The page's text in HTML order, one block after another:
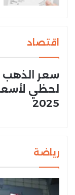
اقتصاد
سعر الذهب
2025
رياضة